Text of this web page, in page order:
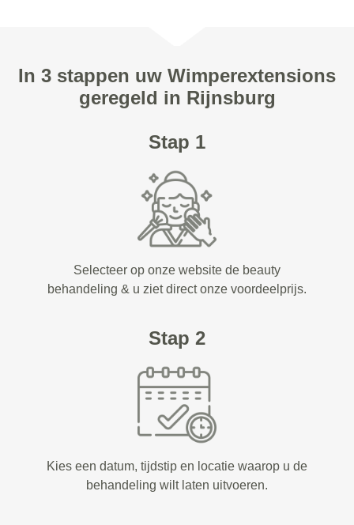
In 3 stappen uw Wimperextensions
geregeld in Rijnsburg
Stap 1
Selecteer op onze website de beauty
behandeling & u ziet direct onze voordeelprijs.
Stap 2
Kies een datum, tijdstip en locatie waarop u de
behandeling wilt laten uitvoeren.